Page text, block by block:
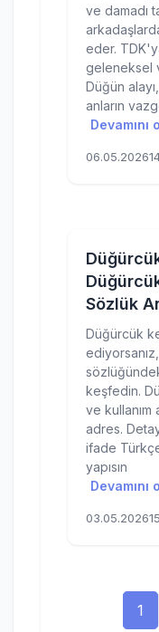
ve damadı
eder.
geleneksel
Düğün
anların
Devamını
06.05.2026
Sözlük
Düğürcük
keşfedin.
ve kullanım
adres.
ifade
yapısın
Devamını
03.05.2026
1